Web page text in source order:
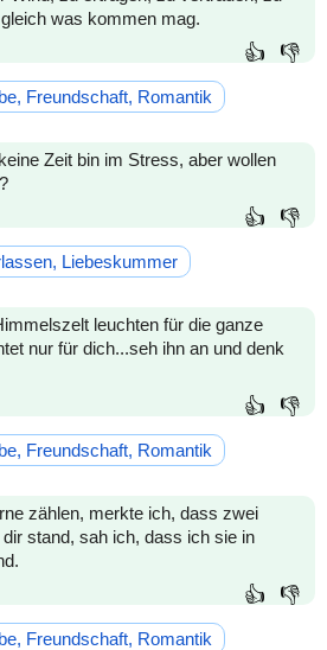
was kommen mag.
👍 👎
Freundschaft, Romantik
Zeit bin im Stress, aber wollen
👍 👎
Liebeskummer
leuchten für die ganze
nur für dich...seh ihn an und denk
👍 👎
Freundschaft, Romantik
zählen, merkte ich, dass zwei
stand, sah ich, dass ich sie in
👍 👎
Freundschaft, Romantik